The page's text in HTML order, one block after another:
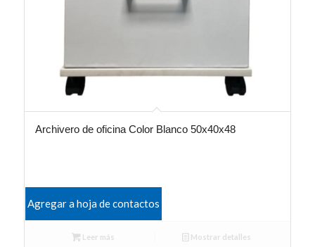
Archivero de oficina Color Blanco 50x40x48
Agregar a hoja de contactos
Leer más Mostrar detalles